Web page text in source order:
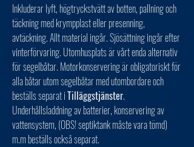
Inkluderar lyft, högtryckstvätt av botten, pallning och
täckning med krympplast eller presenning,
avtäckning. Allt material ingår. Sjösättning ingår efter
vinterförvaring. Utomhusplats är vårt enda alternativ
för segelbåtar. Motorkonservering är obligatoriskt för
alla båtar utom segelbåtar med utombordare och
beställs separat iTilläggstjänster.
Underhållsladdning av batterier, konservering av
vattensystem, (OBS! septiktank måste vara tömd)
m.m beställs också separat.